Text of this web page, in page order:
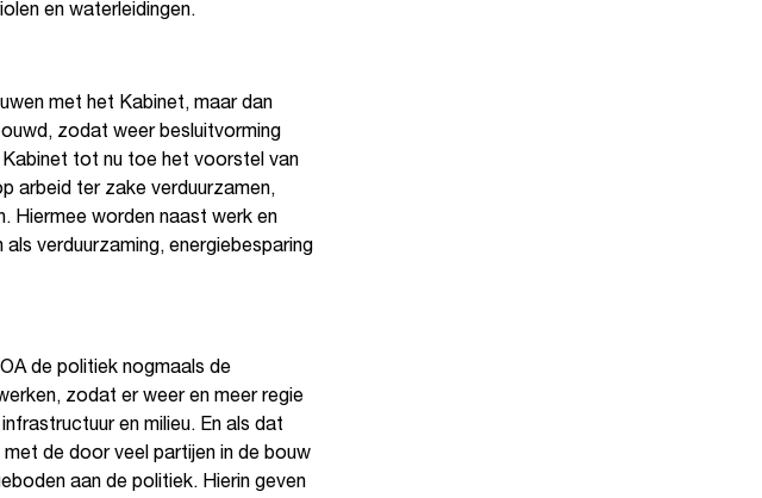
en waterleidingen.
met het Kabinet, maar dan
zodat weer besluitvorming
tot nu toe het voorstel van
arbeid ter zake verduurzamen,
Hiermee worden naast werk en
verduurzaming, energiebesparing
de politiek nogmaals de
zodat er weer en meer regie
en milieu. En als dat
de door veel partijen in de bouw
aan de politiek. Hierin geven